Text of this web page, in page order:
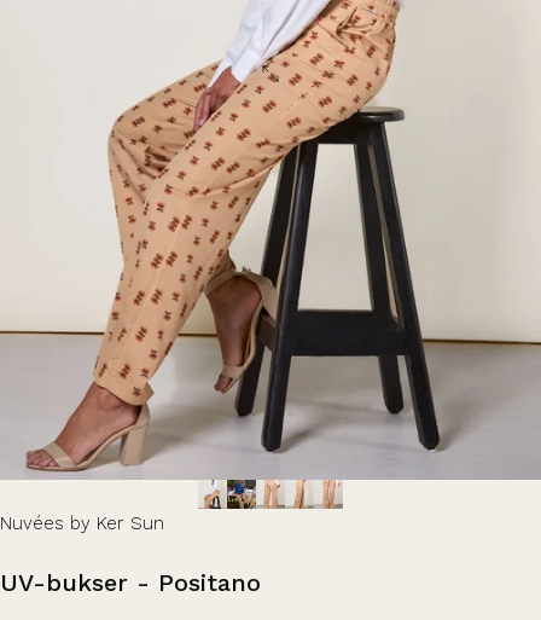
Nuvées by Ker Sun
UV-bukser - Positano